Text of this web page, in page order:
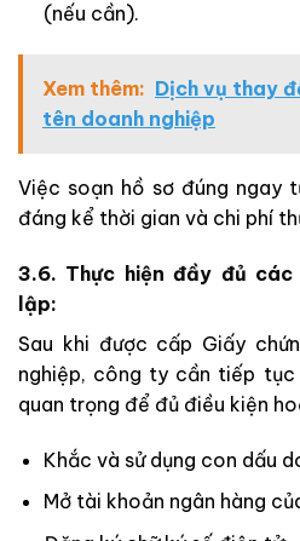
(nếu cần).
Xem thêm: Dịch vụ thay
tên doanh nghiệp
Việc soạn hồ sơ đúng ngay
đáng kể thời gian và chi phí
3.6. Thực hiện đầy đủ
lập:
Sau khi được cấp Giấy
nghiệp, công ty cần tiếp
quan trọng để đủ điều kiện
Khắc và sử dụng con dấu
Mở tài khoản ngân hàng